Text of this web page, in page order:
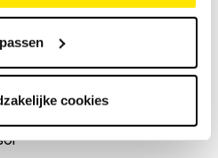
cookies
foutcodes heeft te
motor, zoals: